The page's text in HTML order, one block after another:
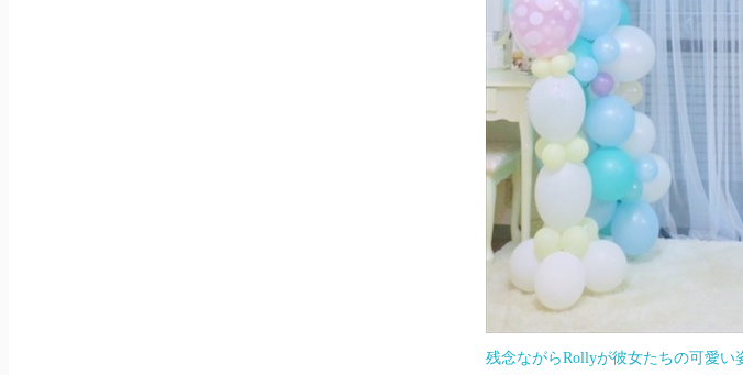
残念ながらRollyが彼女たちの可愛い